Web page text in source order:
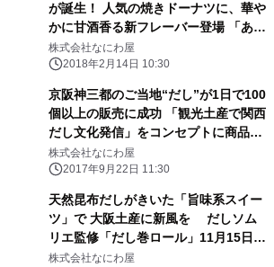
が誕生！ 人気の焼きドーナツに、華や
かに甘酒香る新フレーバー登場 「あま
ざけベイクドドーナツ」2月20日新発
売
株式会社なにわ屋
2018年2月14日 10:30
京阪神三都のご当地“だし”が1日で100
個以上の販売に成功 「観光土産で関西
だし文化発信」をコンセプトに商品開
発！
株式会社なにわ屋
2017年9月22日 11:30
天然昆布だしがきいた「旨味系スイー
ツ」で 大阪土産に新風を だしソム
リエ監修「だし巻ロール」11月15日新
発売
株式会社なにわ屋